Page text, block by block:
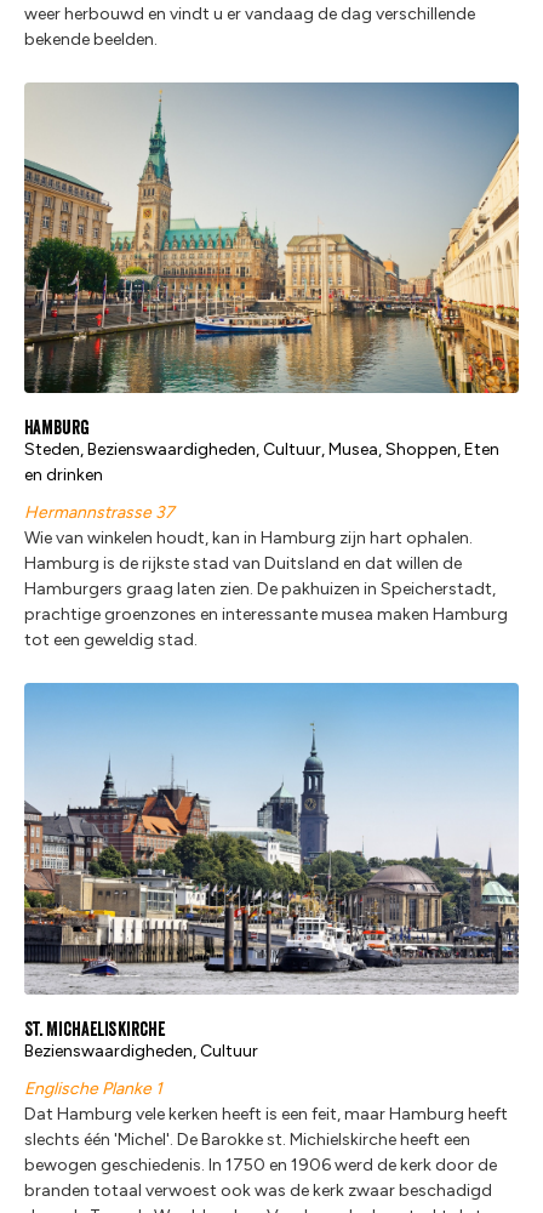
weer herbouwd en vindt u er vandaag de dag verschillende
bekende beelden.
Hamburg
Steden, Bezienswaardigheden, Cultuur, Musea, Shoppen, Eten
en drinken
Hermannstrasse 37
Wie van winkelen houdt, kan in Hamburg zijn hart ophalen.
Hamburg is de rijkste stad van Duitsland en dat willen de
Hamburgers graag laten zien. De pakhuizen in Speicherstadt,
prachtige groenzones en interessante musea maken Hamburg
tot een geweldig stad.
St. Michaeliskirche
Bezienswaardigheden, Cultuur
Englische Planke 1
Dat Hamburg vele kerken heeft is een feit, maar Hamburg heeft
slechts één 'Michel'. De Barokke st. Michielskirche heeft een
bewogen geschiedenis. In 1750 en 1906 werd de kerk door de
branden totaal verwoest ook was de kerk zwaar beschadigd